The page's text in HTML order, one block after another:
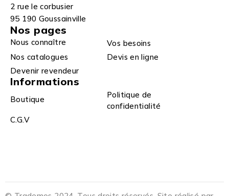
2 rue le corbusier
95 190 Goussainville
Nos pages
Nous connaître
Vos besoins
Nos catalogues
Devis en ligne
Devenir revendeur
Informations
Boutique
Politique de
confidentialité
C.G.V